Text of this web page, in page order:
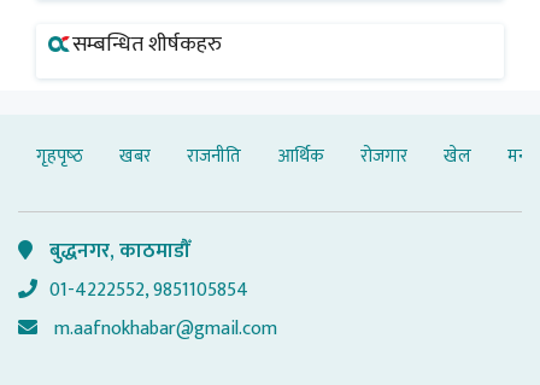
सम्बन्धित शीर्षकहरु
गृहपृष्‍ठ खबर राजनीति आर्थिक रोजगार खेल
बुद्धनगर, काठमाडौँ
01-4222552, 9851105854
m.aafnokhabar@gmail.com